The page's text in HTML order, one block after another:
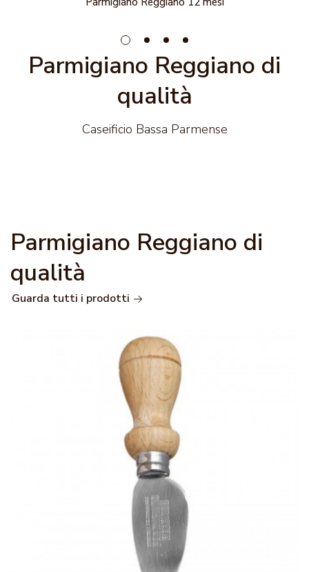
Parmigiano Reggiano di
qualità
Caseificio Bassa Parmense
Parmigiano Reggiano di
qualità
Guarda tutti i prodotti